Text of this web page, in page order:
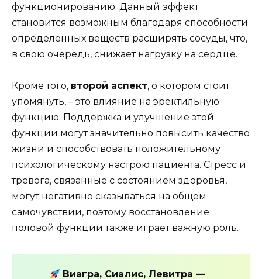
функционированию. Данный эффект
становится возможным благодаря способности
определенных веществ расширять сосуды, что,
в свою очередь, снижает нагрузку на сердце.
Кроме того, второй аспект, о котором стоит
упомянуть, – это влияние на эректильную
функцию. Поддержка и улучшение этой
функции могут значительно повысить качество
жизни и способствовать положительному
психологическому настрою пациента. Стресс и
тревога, связанные с состоянием здоровья,
могут негативно сказываться на общем
самочувствии, поэтому восстановление
половой функции также играет важную роль.
Виагра, Сиалис, Левитра —